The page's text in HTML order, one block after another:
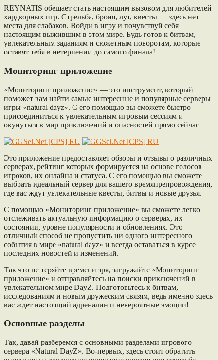
REYNATIS обещает стать настоящим вызовом для любителей
хардкорных игр. Стрельба, броня, лут, квесты — здесь нет
места для слабаков. Войди в игру и почувствуй себя
настоящим выжившим в этом мире. Будь готов к битвам,
увлекательным заданиям и сюжетным поворотам, которые
оставят тебя в нетерпении до самого финала!
Мониторинг приложение
«Мониторинг приложение» — это инструмент, который
поможет вам найти самые интересные и популярные серверы
игры «natural dayz». С его помощью вы сможете быстро
присоединиться к увлекательным игровым сессиям и
окунуться в мир приключений и опасностей прямо сейчас.
Это приложение предоставляет обзоры и отзывы о различных
серверах, рейтинг которых формируется на основе голосов
игроков, их онлайна и статуса. С его помощью вы сможете
выбрать идеальный сервер для вашего времяпрепровождения,
где вас ждут увлекательные квесты, битвы и новые друзья.
С помощью «Мониторинг приложение» вы сможете легко
отслеживать актуальную информацию о серверах, их
состоянии, уровне популярности и обновлениях. Это
отличный способ не пропустить ни одного интересного
события в мире «natural dayz» и всегда оставаться в курсе
последних новостей и изменений.
Так что не теряйте времени зря, загружайте «Мониторинг
приложение» и отправляйтесь на поиски приключений в
увлекательном мире DayZ. Подготовьтесь к битвам,
исследованиям и новым дружеским связям, ведь именно здесь
вас ждет настоящий адреналин и невероятные эмоции!
Основные разделы
Так, давай разберемся с основными разделами игрового
сервера «Natural DayZ». Во-первых, здесь стоит обратить